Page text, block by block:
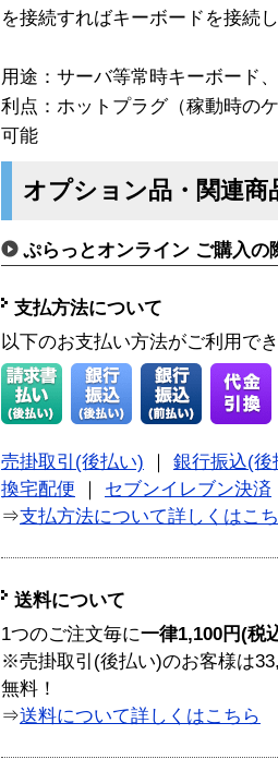
を接続すればキーボードを接続
用途：サーバ等常時キーボード
利点：ホットプラグ（稼動時の
可能
オプション品・関連商
ぷらっとオンライン ご購入の
支払方法について
以下のお支払い方法がご利用で
売掛取引(後払い)
銀行振込(後
換宅配便
セブンイレブン決済
⇒支払方法について詳しくはこ
送料について
1つのご注文毎に一律1,100円(税
※売掛取引(後払い)のお客様は
無料！
⇒送料について詳しくはこちら